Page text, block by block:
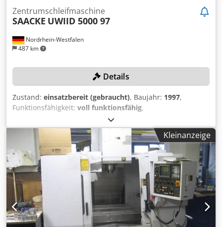
Nordrhein-Westfalen
487 km
Zentrumschleifmaschine
SAACKE UWIID 5000 97
Details
Zustand: einsatzbereit (gebraucht), Baujahr: 1997,
Funktionsfähigkeit: voll funktionsfähig,
Maschinen-/Fahrzeugnummer:
Schleifspindeldrehzahl:10’000 U/min,
Vorschubgeschwindigkeit X-Achse:20 m/min ,
Vorschubgeschwindigkeit Y-Achse:
10 m/min,
Vorschubgeschwindigkeit Z-Achse:20 m/min,
Spitzenhöhe:
150 mm, TECHNISCHE DETAILS Verfahrweg X-
Achse: 600 mm Verfahrweg Y-Achse: 250 mm Verfahrweg
Z-Achse: 250 mm Vorschubgeschwindigkeit X-Achse: 0 - 20
m/min Vorschubgeschwindigkeit Y-Achse: 0 - 10 m/min
Vorschubgeschwindigkeit Z-Achse: 0 - 20 m/min
Spitzenhöhe: 150 mm Nutzbare Tischfläche: 980 x 185 mm
Kleinanzeige